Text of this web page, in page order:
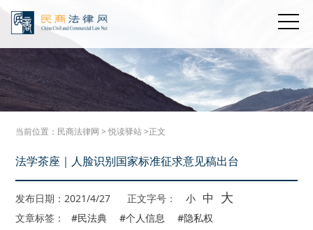
当前位置： 民商法律网 >悦读驿站>正文
法学茶座｜人脸识别国家标准征求意见稿出台
发布日期：2021/4/27 正文字号： 小 中 大
文章标签： #民法典 #个人信息 #隐私权